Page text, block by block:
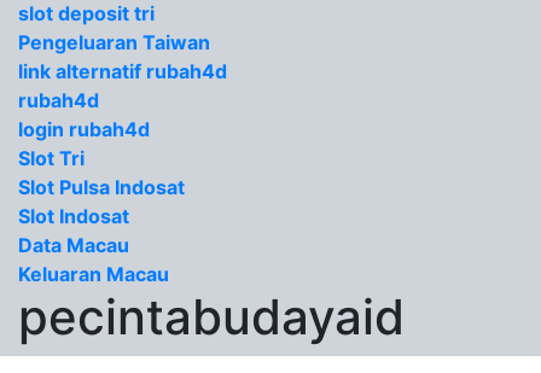
slot deposit tri
Pengeluaran Taiwan
link alternatif rubah4d
rubah4d
login rubah4d
Slot Tri
Slot Pulsa Indosat
Slot Indosat
Data Macau
Keluaran Macau
pecintabudayaid